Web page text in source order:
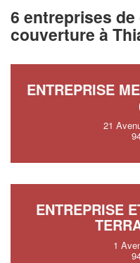
6 entreprises
couverture à
ENTREPRISE
21
ENTREPRISE
1
✕